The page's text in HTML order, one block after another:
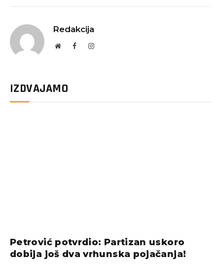
Redakcija
WebsiteFacebookInstagram
IZDVAJAMO
Petrović potvrdio: Partizan uskoro
dobija još dva vrhunska pojačanja!